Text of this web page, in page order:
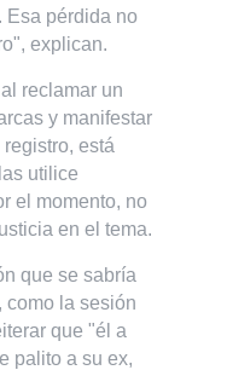
Esa pérdida no
explican.
reclamar un
y manifestar
está
utilice
el momento, no
en el tema.
que se sabría
como la sesión
que "él a
palito a su ex,